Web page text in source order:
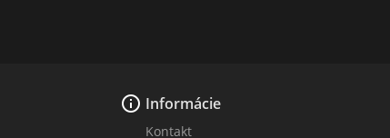
 Informácie
Kontakt